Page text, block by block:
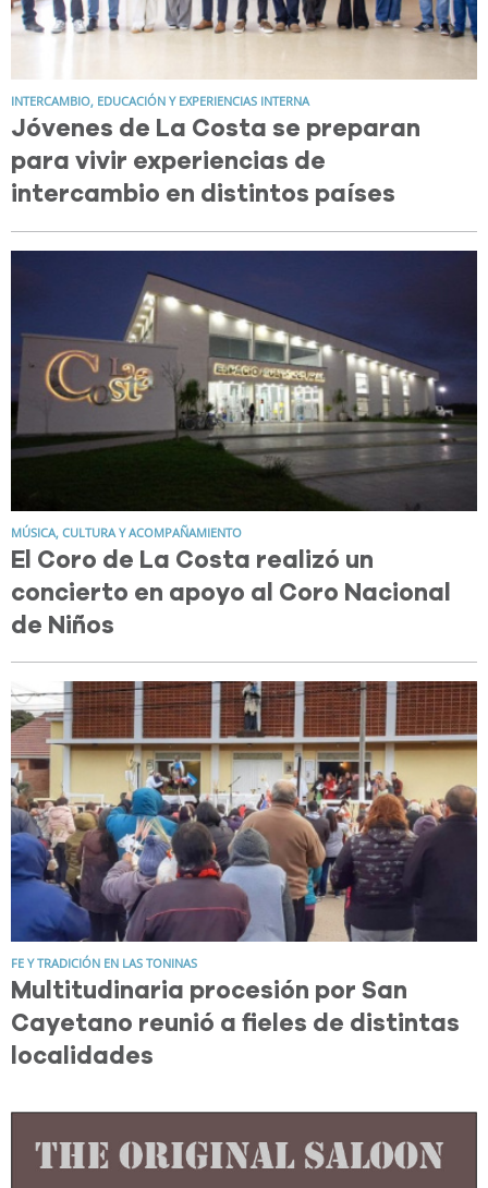
INTERCAMBIO, EDUCACIÓN Y EXPERIENCIAS INTERNA
Jóvenes de La Costa se preparan
para vivir experiencias de
intercambio en distintos países
MÚSICA, CULTURA Y ACOMPAÑAMIENTO
El Coro de La Costa realizó un
concierto en apoyo al Coro Nacional
de Niños
FE Y TRADICIÓN EN LAS TONINAS
Multitudinaria procesión por San
Cayetano reunió a fieles de distintas
localidades